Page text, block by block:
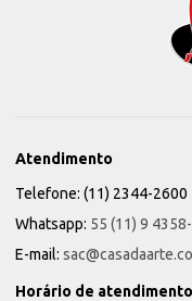
Atendimento
Telefone: (11) 2344-2600
Whatsapp: 55 (11) 9
E-mail:
Horário de atendimento